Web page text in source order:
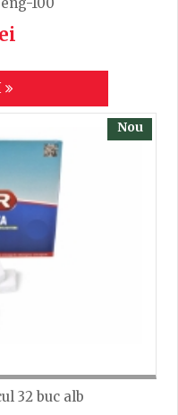
Nou
32 buc alb